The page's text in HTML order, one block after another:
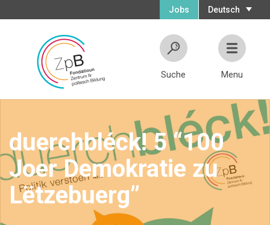
Deutsch
Jobs
Suche Menu
duerchbléck! 5 “100
Joer Demokratie zu
Lëtzebuerg”